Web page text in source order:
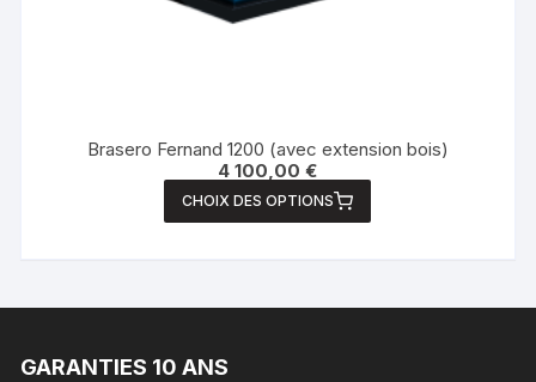
Brasero Fernand 1200 (avec extension bois)
4 100,00€
CHOIX DES OPTIONS
GARANTIES 10 ANS